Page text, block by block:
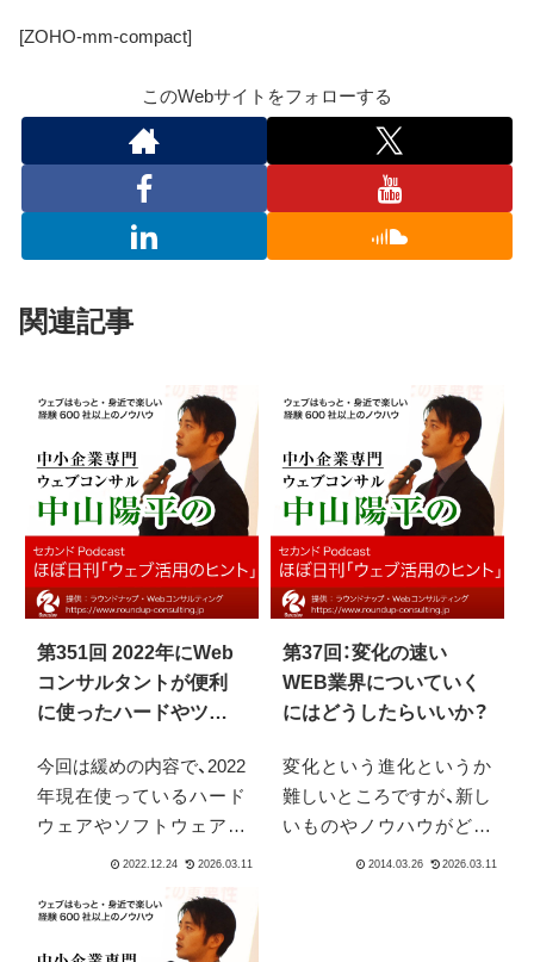
[ZOHO-mm-compact]
このWebサイトをフォローする
関連記事
第351回 2022年にWeb
コンサルタントが便利
に使ったハードやツー
今回は緩めの内容で、2022
年現在使っているハード
ウェアやソフトウェアの
一部を紹介します。 小規
コンサルタントという仕
事ですので、そのままスト
第37回：変化の速い
WEB業界についていく
にはどうしたらいいか？
変化という進化というか
難しいところですが、新し
いものやノウハウがどん
どん出てくるこの業界を、